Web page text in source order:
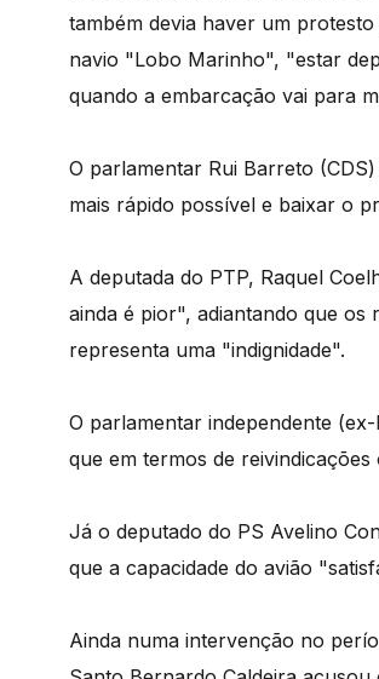
também devia haver um
navio "Lobo Marinho", "estar
quando a embarcação vai para
O parlamentar Rui Barreto
mais rápido possível e baixar o
A deputada do PTP, Raquel
ainda é pior", adiantando que os
representa uma "indignidade".
O parlamentar independente
que em termos de
Já o deputado do PS Avelino
que a capacidade do avião
Ainda numa intervenção no